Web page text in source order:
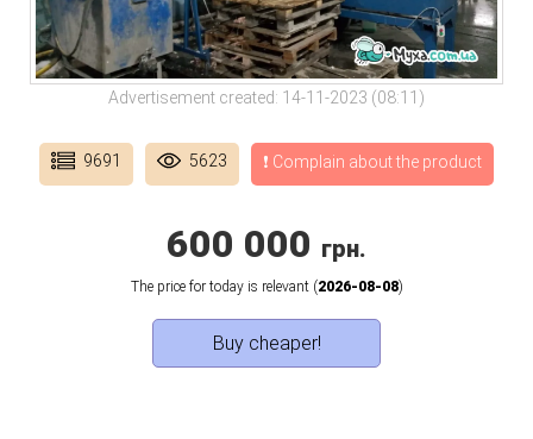
Advertisement created: 14-11-2023 (08:11)
9691 5623 ❗ Complain about the product
600 000 грн.
The price for today is relevant (2026-08-08)
Buy cheaper!